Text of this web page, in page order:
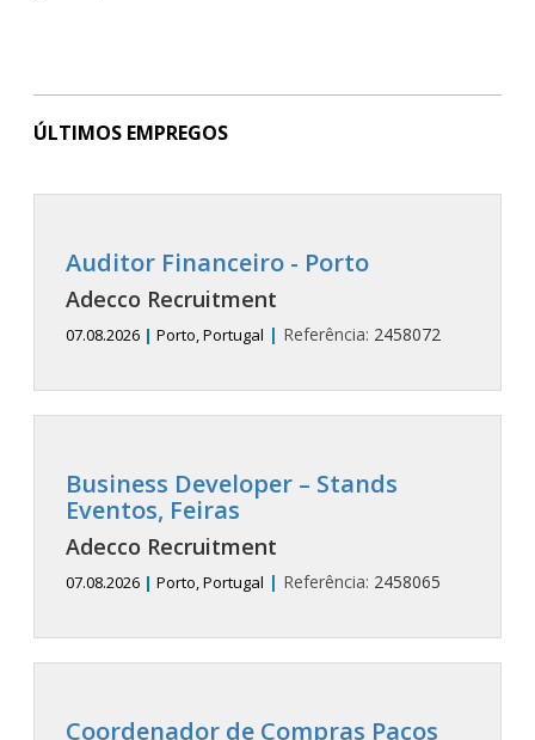
ÚLTIMOS EMPREGOS
Auditor Financeiro - Porto
Adecco Recruitment
07.08.2026 | Porto, Portugal | Referência: 2458072
Business Developer – Stands
Eventos, Feiras
Adecco Recruitment
07.08.2026 | Porto, Portugal | Referência: 2458065
Coordenador de Compras Paços